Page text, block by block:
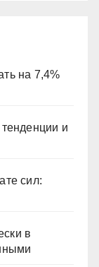
на 7,4%
и
сил:
в